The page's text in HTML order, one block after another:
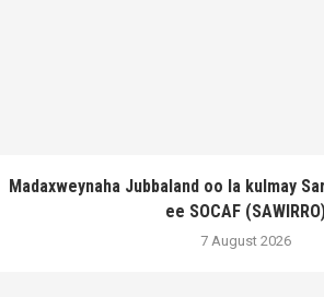
Madaxweynaha Jubbaland oo la kulmay
ee SOCAF
7 August 2026